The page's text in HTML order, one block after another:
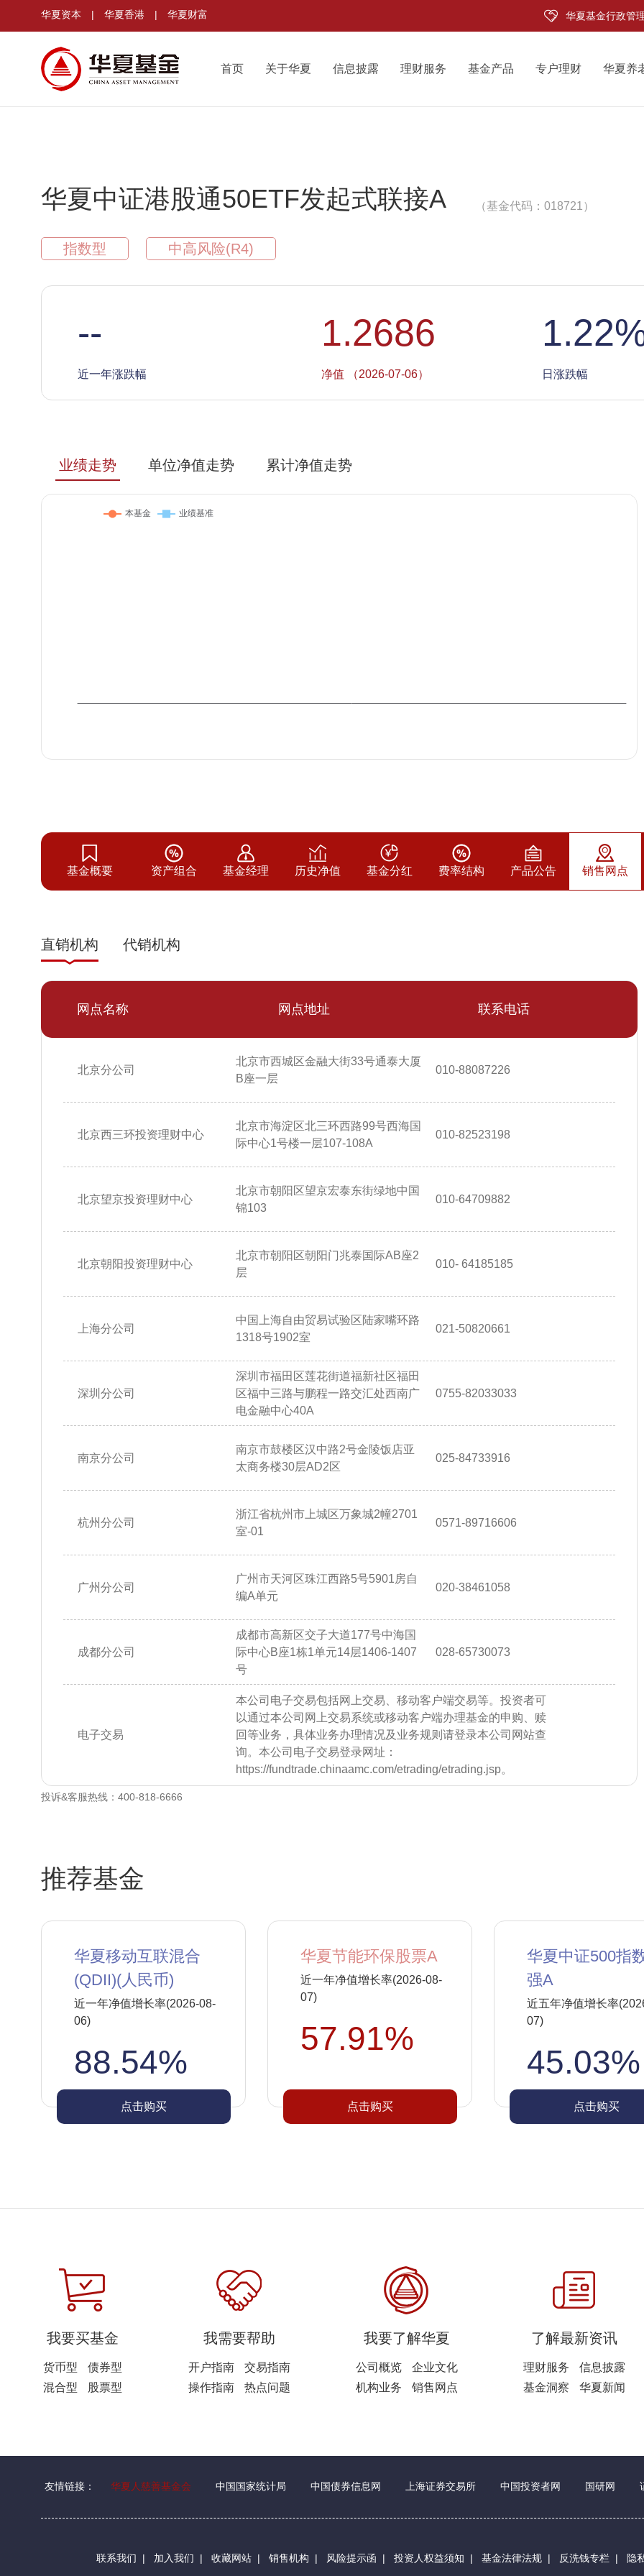
华夏资本 | 华夏香港 | 华夏财富 华夏基金行政管
首页 关于华夏 信息披露 理财服务 基金产品 专户理财 华夏养
华夏中证港股通50ETF发起式联接A （基金代码：018721）
指数型 中高风险(R4)
--
近一年涨跌幅
1.2686
净值 （2026-07-06） 日涨跌幅
业绩走势 单位净值走势 累计净值走势
基金概要 资产组合 基金经理 历史净值 基金分红 费率结构 产品公告 销售网点
直销机构 代销机构
网点名称 网点地址 联系电话
北京分公司
北京市西城区金融大街33号通泰大厦
B座一层
010-88087226
北京西三环投资理财中心
北京市海淀区北三环西路99号西海国
际中心1号楼一层107-108A
010-82523198
北京望京投资理财中心
北京市朝阳区望京宏泰东街绿地中国
锦103
010-64709882
北京朝阳投资理财中心
北京市朝阳区朝阳门兆泰国际AB座2
层
010- 64185185
上海分公司
中国上海自由贸易试验区陆家嘴环路
1318号1902室
021-50820661
深圳分公司
深圳市福田区莲花街道福新社区福田
区福中三路与鹏程一路交汇处西南广
电金融中心40A
0755-82033033
南京分公司
南京市鼓楼区汉中路2号金陵饭店亚
太商务楼30层AD2区
025-84733916
杭州分公司
浙江省杭州市上城区万象城2幢2701
室-01
0571-89716606
广州分公司
广州市天河区珠江西路5号5901房自
编A单元
020-38461058
成都分公司
成都市高新区交子大道177号中海国
际中心B座1栋1单元14层1406-1407
号
028-65730073
电子交易
本公司电子交易包括网上交易、移动客户端交易等。投资者可
以通过本公司网上交易系统或移动客户端办理基金的申购、赎
回等业务，具体业务办理情况及业务规则请登录本公司网站查
询。本公司电子交易登录网址：
https://fundtrade.chinaamc.com/etrading/etrading.jsp。
投诉&客服热线：400-818-6666
推荐基金
华夏移动互联混合
(QDII)(人民币)
近一年净值增长率(2026-08-
06)
88.54%
点击购买
华夏节能环保股票A
近一年净值增长率(2026-08-
07)
57.91%
点击购买
华夏中证500指
强A
近五年净值增长率
07)
45.03%
点击购买
我要买基金
货币型
债券型
混合型
股票型
我需要帮助
开户指南
交易指南
操作指南
热点问题
我要了解华夏
公司概览
企业文化
机构业务
销售网点
了解最新资讯
理财服务
信息披露
基金洞察
华夏新闻
友情链接： 华夏人慈善基金会 中国国家统计局 中国债券信息网 上海证券交易所 中国投资者网 国研网
联系我们 | 加入我们 | 收藏网站 | 销售机构 | 风险提示函 | 投资人权益须知 | 基金法律法规 | 反洗钱专栏 | 隐